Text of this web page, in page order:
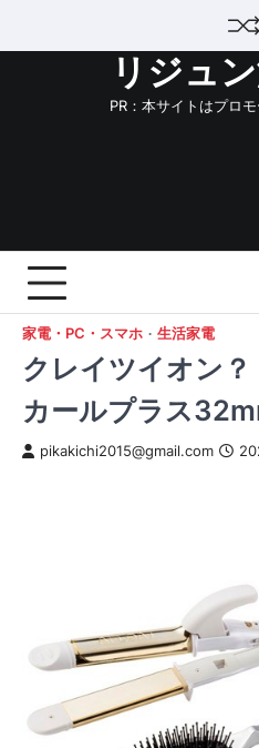
リジュ
PR：本サイトはプロ
家電・PC・スマホ 生活家電
クレイツイオン
カールプラス
pikakichi2015@gmail.com